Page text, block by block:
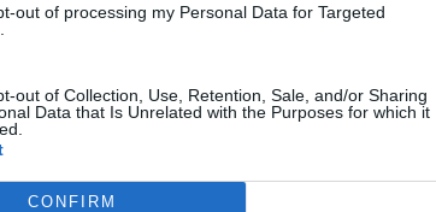
out of processing my Personal Data for Targeted
out of Collection, Use, Retention, Sale, and/or Sharing
Data that Is Unrelated with the Purposes for which it
CONFIRM